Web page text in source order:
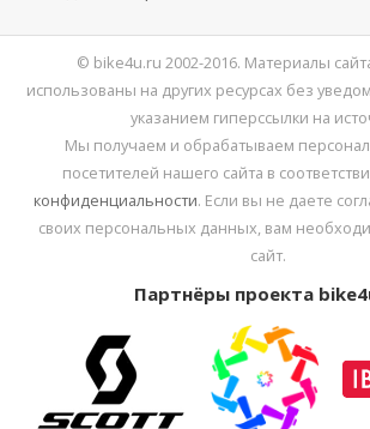
© bike4u.ru 2002-2016. Материалы
использованы на других ресурсах без
указанием гиперссылки на
Мы получаем и обрабатываем
посетителей нашего сайта в
конфиденциальности. Если вы не даете
своих персональных данных, вам
сайт.
Партнёры проекта